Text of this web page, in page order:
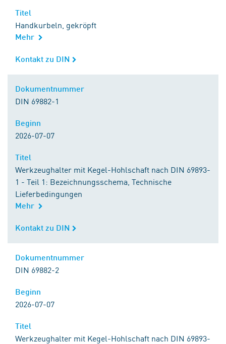
Titel
Handkurbeln, gekröpft
Mehr
Kontakt zu DIN
Kontakt zu DIN
Dokumentnummer
DIN 69882-1
Beginn
2026-07-07
Titel
Werkzeughalter mit Kegel-Hohlschaft nach DIN 69893-
1 - Teil 1: Bezeichnungsschema, Technische
Lieferbedingungen
Mehr
Kontakt zu DIN
Kontakt zu DIN
Dokumentnummer
DIN 69882-2
Beginn
2026-07-07
Titel
Werkzeughalter mit Kegel-Hohlschaft nach DIN 69893-